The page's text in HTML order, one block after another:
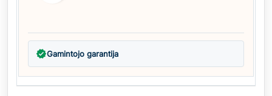
verifiedGamintojo garantija